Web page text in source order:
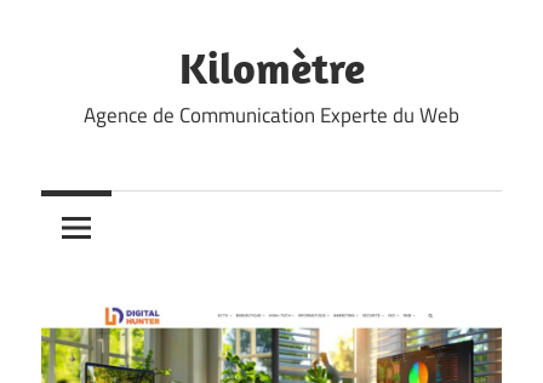
Kilomètre
Agence de Communication Experte du Web